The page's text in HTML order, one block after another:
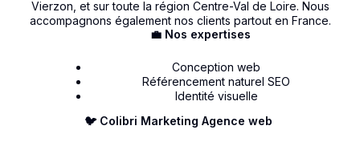
🐦 Colibri Marketing Agence web
💼 Nos expertises
Conception web
Référencement naturel SEO
Identité visuelle
Vierzon, et sur toute la région Centre-Val de Loire. Nous
accompagnons également nos clients partout en France.